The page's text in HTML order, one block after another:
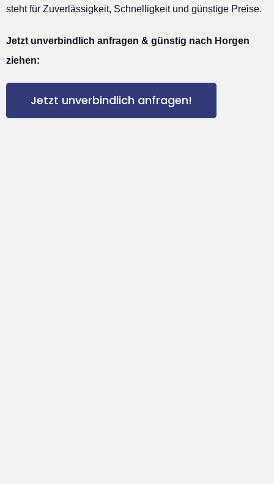
steht für Zuverlässigkeit, Schnelligkeit und günstige Preise.
Jetzt unverbindlich anfragen & günstig nach Horgen
ziehen:
Jetzt unverbindlich anfragen!